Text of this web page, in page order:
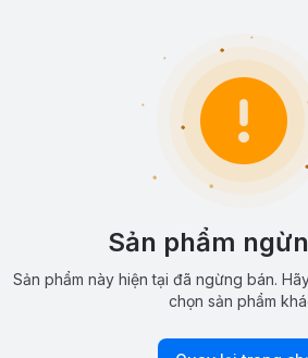
Sản phẩm
Sản phẩm này hiện tại đã ngừng bán.
chọn sản phẩm